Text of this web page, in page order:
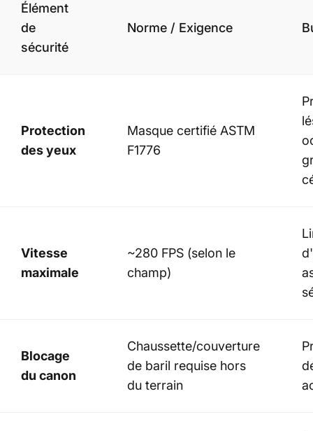
Élément
de
sécurité
Norme / Exigence
Protection
des yeux
Masque certifié ASTM
F1776
Vitesse
maximale
~280 FPS (selon le
champ)
Blocage
du canon
Chaussette/couverture
de baril requise hors
du terrain